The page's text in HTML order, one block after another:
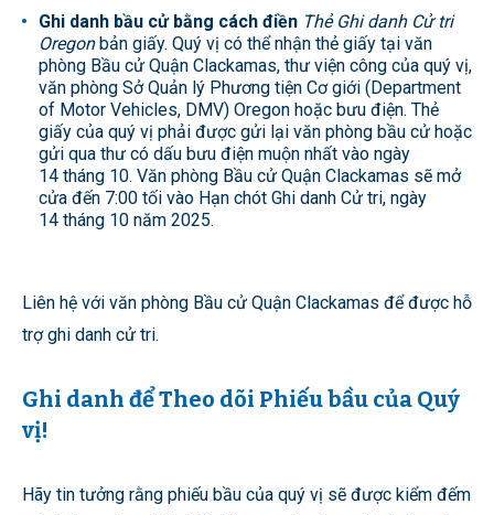
Ghi danh bầu cử bằng cách điền Thẻ Ghi danh Cử tri
Oregonbản giấy. Quý vị có thể nhận thẻ giấy tại văn
phòng Bầu cử Quận Clackamas, thư viện công của quý vị,
văn phòng Sở Quản lý Phương tiện Cơ giới (Department
of Motor Vehicles, DMV) Oregon hoặc bưu điện. Thẻ
giấy của quý vị phải được gửi lại văn phòng bầu cử hoặc
gửi qua thư có dấu bưu điện muộn nhất vào ngày
14 tháng 10. Văn phòng Bầu cử Quận Clackamas sẽ mở
cửa đến 7:00 tối vào Hạn chót Ghi danh Cử tri, ngày
14 tháng 10 năm 2025.
Liên hệ với văn phòng Bầu cử Quận Clackamas để được hỗ
trợ ghi danh cử tri.
Ghi danh để Theo dõi Phiếu bầu của Quý
vị!
Hãy tin tưởng rằng phiếu bầu của quý vị sẽ được kiểm đếm